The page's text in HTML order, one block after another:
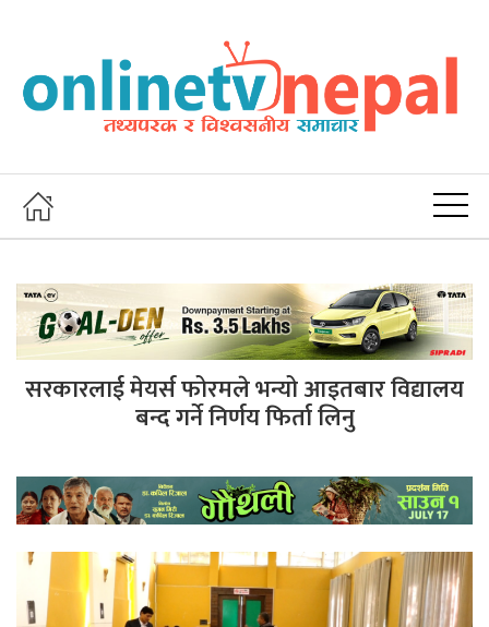
सरकारलाई मेयर्स फोरमले भन्यो आइतबार विद्यालय
बन्द गर्ने निर्णय फिर्ता लिनु